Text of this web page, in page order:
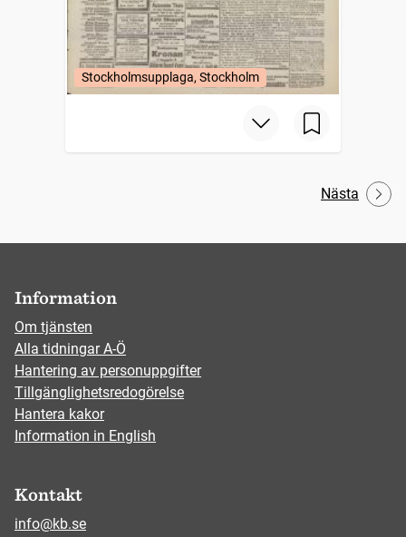
Stockholmsupplaga, Stockholm
Nästa
Information
Om tjänsten
Alla tidningar A-Ö
Hantering av personuppgifter
Tillgänglighetsredogörelse
Hantera kakor
Information in English
Kontakt
info@kb.se